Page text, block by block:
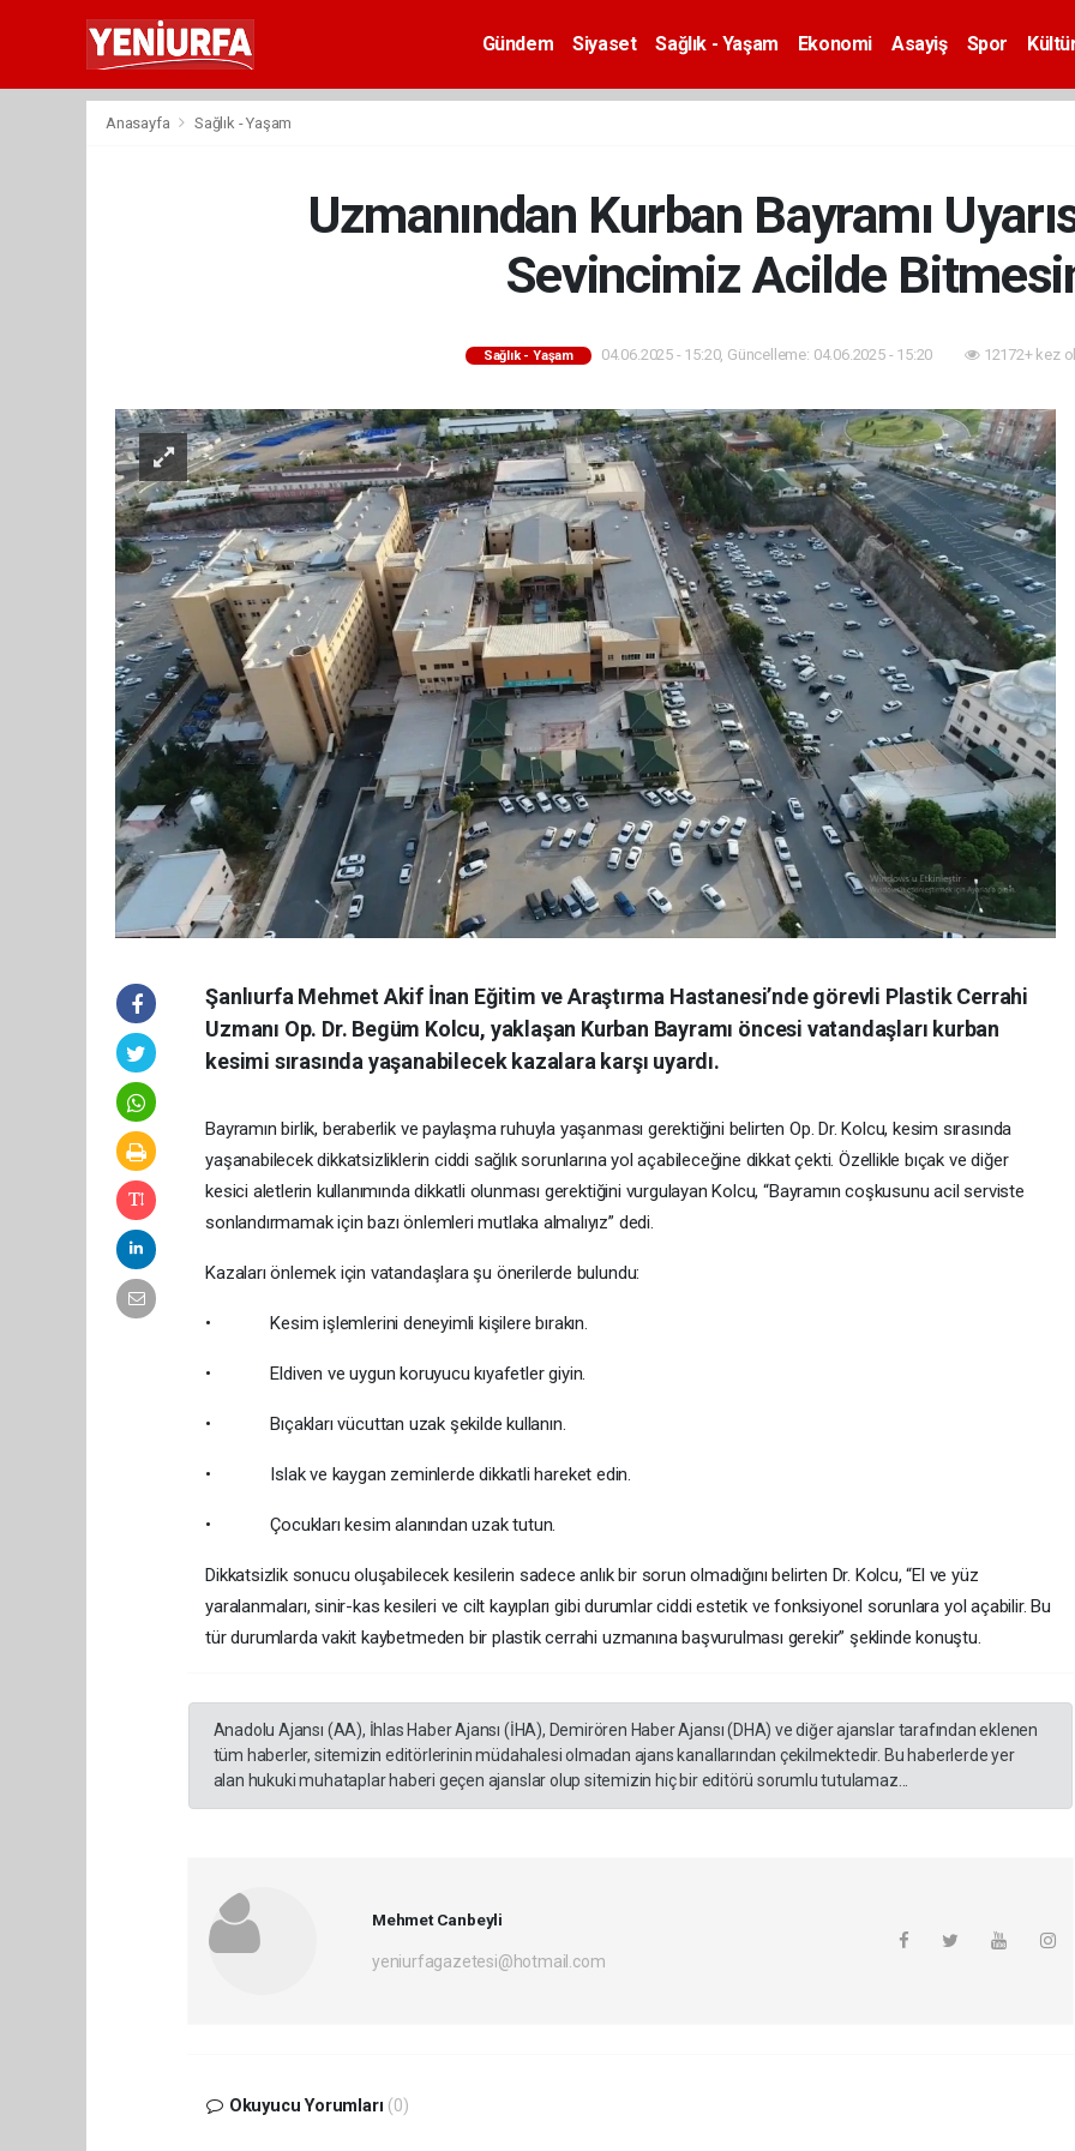
Gündem Siyaset Sağlık - Yaşam Ekonomi Asayiş Spor
Anasayfa Sağlık - Yaşam
Uzmanından Kurban Bayramı
Sevincimiz Acilde
Sağlık - Yaşam 04.06.2025 - 15:20, Güncelleme: 04.06.2025 - 15:20 12172+ kez
Şanlıurfa Mehmet Akif İnan Eğitim ve Araştırma Hastanesi’nde görevli Plastik Cerrahi
Uzmanı Op. Dr. Begüm Kolcu, yaklaşan Kurban Bayramı öncesi vatandaşları kurban
kesimi sırasında yaşanabilecek kazalara karşı uyardı.
Bayramın birlik, beraberlik ve paylaşma ruhuyla yaşanması gerektiğini belirten Op. Dr. Kolcu, kesim sırasında
yaşanabilecek dikkatsizliklerin ciddi sağlık sorunlarına yol açabileceğine dikkat çekti. Özellikle bıçak ve diğer
kesici aletlerin kullanımında dikkatli olunması gerektiğini vurgulayan Kolcu, “Bayramın coşkusunu acil serviste
sonlandırmamak için bazı önlemleri mutlaka almalıyız” dedi.
Kazaları önlemek için vatandaşlara şu önerilerde bulundu:
• Kesim işlemlerini deneyimli kişilere bırakın.
• Eldiven ve uygun koruyucu kıyafetler giyin.
• Bıçakları vücuttan uzak şekilde kullanın.
• Islak ve kaygan zeminlerde dikkatli hareket edin.
• Çocukları kesim alanından uzak tutun.
Dikkatsizlik sonucu oluşabilecek kesilerin sadece anlık bir sorun olmadığını belirten Dr. Kolcu, “El ve yüz
yaralanmaları, sinir-kas kesileri ve cilt kayıpları gibi durumlar ciddi estetik ve fonksiyonel sorunlara yol açabilir. Bu
tür durumlarda vakit kaybetmeden bir plastik cerrahi uzmanına başvurulması gerekir” şeklinde konuştu.
Anadolu Ajansı (AA), İhlas Haber Ajansı (İHA), Demirören Haber Ajansı (DHA) ve diğer ajanslar tarafından eklenen
tüm haberler, sitemizin editörlerinin müdahalesi olmadan ajans kanallarından çekilmektedir. Bu haberlerde yer
alan hukuki muhataplar haberi geçen ajanslar olup sitemizin hiç bir editörü sorumlu tutulamaz...
Mehmet Canbeyli
yeniurfagazetesi@hotmail.com
Okuyucu Yorumları (0)